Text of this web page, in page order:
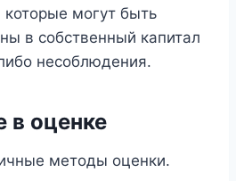
которые могут быть
в собственный капитал
несоблюдения.
в оценке
методы оценки.